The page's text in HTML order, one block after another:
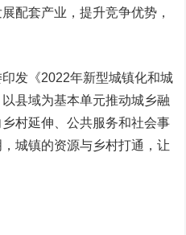
配套产业，提升竞争优势，
《2022年新型城镇化和城
县域为基本单元推动城乡融
村延伸、公共服务和社会事
城镇的资源与乡村打通，让